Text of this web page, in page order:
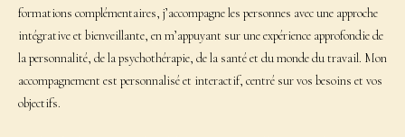
formations complémentaires, j’accompagne les personnes avec une approche
intégrative et bienveillante, en m’appuyant sur une expérience approfondie de
la personnalité, de la psychothérapie, de la santé et du monde du travail. Mon
accompagnement est personnalisé et interactif, centré sur vos besoins et vos
objectifs.